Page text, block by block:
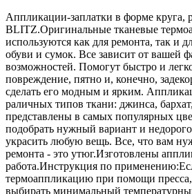
Аппликации-заплатки в форме круга,
BLITZ.Оригинальные тканевые
используются как для ремонта, так и
обуви и сумок. Все зависит от вашей
возможностей. Помогут быстро и
повреждение, пятно и, конечно,
сделать его модным и ярким.
раличных типов ткани: джинса,
представлены в самых популярных
подобрать нужный вариант и
украсить любую вещь. Все, что вам
ремонта - это утюг.Изготовлены
работа.Инструкция по
термоаппликацию при помощи
выбирать минимальный